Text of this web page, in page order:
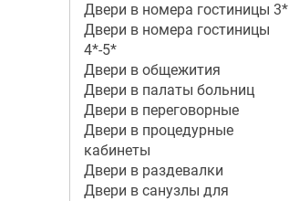
Двери в номера гостиницы 3*
Двери в номера гостиницы
4*-5*
Двери в общежития
Двери в палаты больниц
Двери в переговорные
Двери в процедурные
кабинеты
Двери в раздевалки
Двери в санузлы для